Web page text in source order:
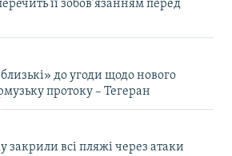
її зобов’язанням перед
до угоди щодо нового
протоку – Тегеран
закрили всі пляжі через атаки